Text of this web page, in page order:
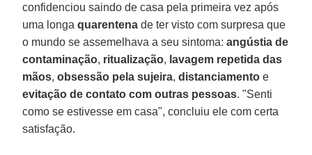
confidenciou saindo de casa pela primeira vez após
uma longaquarentena de ter visto com surpresa que
o mundo se assemelhava a seu sintoma:angústia de
contaminação, ritualização, lavagem repetida das
mãos,obsessão pela sujeira,distanciamentoe
evitação de contato com outras pessoas. "Senti
como se estivesse em casa", concluiu ele com certa
satisfação.